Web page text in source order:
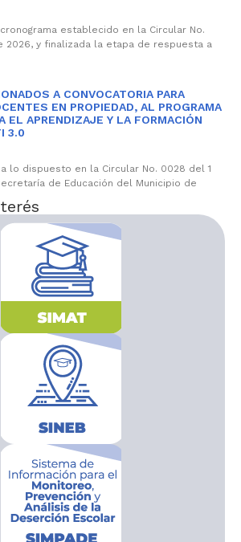
establecido en la Circular No.
2026, y finalizada la etapa de respuesta a
A CONVOCATORIA PARA
EN PROPIEDAD, AL PROGRAMA
EL APRENDIZAJE Y LA FORMACIÓN
3.0
lo dispuesto en la Circular No. 0028 del 1
de Educación del Municipio de